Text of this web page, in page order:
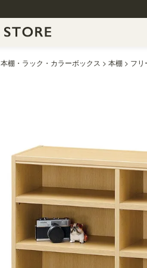
本棚・ラック・カラーボックス 本棚 フリ